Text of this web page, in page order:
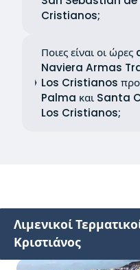
Cristianos;
Ποιες είναι οι
Naviera Armas
Los Cristianos
Palma και Santa
Los Cristianos;
Λιμενικοί
Κριστιάνος